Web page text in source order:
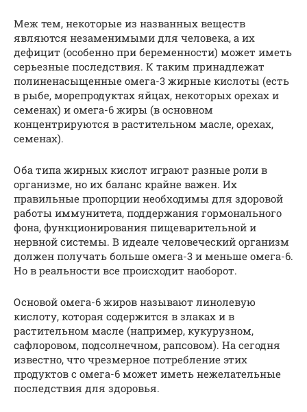
Меж тем, некоторые из названных веществ
являются незаменимыми для человека, а их
дефицит (особенно при беременности) может иметь
серьезные последствия. К таким принадлежат
полиненасыщенные омега-3 жирные кислоты (есть
в рыбе, морепродуктах яйцах, некоторых орехах и
семенах) и омега-6 жиры (в основном
концентрируются в растительном масле, орехах,
семенах).
Оба типа жирных кислот играют разные роли в
организме, но их баланс крайне важен. Их
правильные пропорции необходимы для здоровой
работы иммунитета, поддержания гормонального
фона, функционирования пищеварительной и
нервной системы. В идеале человеческий организм
должен получать больше омега-3 и меньше омега-6.
Но в реальности все происходит наоборот.
Основой омега-6 жиров называют линолевую
кислоту, которая содержится в злаках и в
растительном масле (например, кукурузном,
сафлоровом, подсолнечном, рапсовом). На сегодня
известно, что чрезмерное потребление этих
продуктов с омега-6 может иметь нежелательные
последствия для здоровья.